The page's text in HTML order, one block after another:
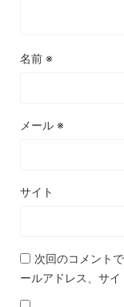
名前 ※
メール ※
サイト
次回のコメント
ールアドレス、サイ